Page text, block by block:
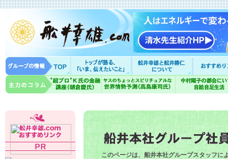
このページは、船井本社グループスタッフに